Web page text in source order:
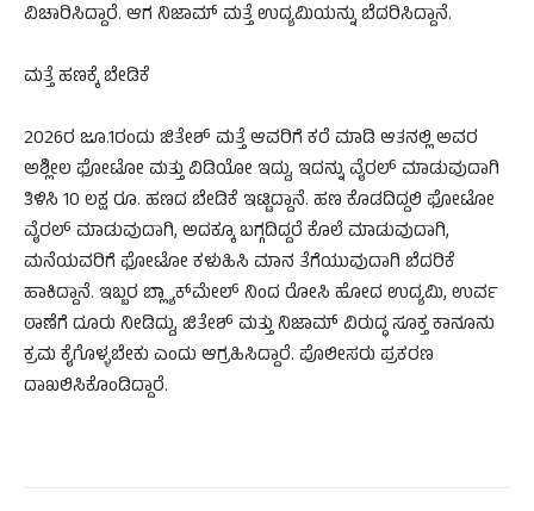
ವಿಚಾರಿಸಿದ್ದಾರೆ. ಆಗ ನಿಜಾಮ್ ಮತ್ತೆ ಉದ್ಯಮಿಯನ್ನು ಬೆದರಿಸಿದ್ದಾನೆ.
ಮತ್ತೆ ಹಣಕ್ಕೆ ಬೇಡಿಕೆ
2026ರ ಜೂ.1ರಂದು ಜಿತೇಶ್ ಮತ್ತೆ ಆವರಿಗೆ ಕರೆ ಮಾಡಿ ಆತನಲ್ಲಿ ಅವರ
ಅಶ್ಲೀಲ ಫೋಟೋ ಮತ್ತು ವಿಡಿಯೋ ಇದ್ದು, ಇದನ್ನು ವೈರಲ್ ಮಾಡುವುದಾಗಿ
ತಿಳಿಸಿ 10 ಲಕ್ಷ ರೂ. ಹಣದ ಬೇಡಿಕೆ ಇಟ್ಟಿದ್ದಾನೆ. ಹಣ ಕೊಡದಿದ್ದಲಿ ಫೋಟೋ
ವೈರಲ್ ಮಾಡುವುದಾಗಿ, ಅದಕ್ಕೂ ಬಗ್ಗದಿದ್ದರೆ ಕೊಲೆ ಮಾಡುವುದಾಗಿ,
ಮನೆಯವರಿಗೆ ಫೋಟೋ ಕಳುಹಿಸಿ ಮಾನ ತೆಗೆಯುವುದಾಗಿ ಬೆದರಿಕೆ
ಹಾಕಿದ್ದಾನೆ. ಇಬ್ಬರ ಬ್ಲ್ಯಾಕ್​ಮೇಲ್ ನಿಂದ ರೋಸಿ ಹೋದ ಉದ್ಯಮಿ, ಉರ್ವ
ಠಾಣೆಗೆ ದೂರು ನೀಡಿದ್ದು, ಜಿತೇಶ್ ಮತ್ತು ನಿಜಾಮ್​​ ವಿರುದ್ಧ ಸೂಕ್ತ ಕಾನೂನು
ಕ್ರಮ ಕೈಗೊಳ್ಳಬೇಕು ಎಂದು ಆಗ್ರಹಿಸಿದ್ದಾರೆ. ಪೊಲೀಸರು ಪ್ರಕರಣ
ದಾಖಲಿಸಿಕೊಂಡಿದ್ದಾರೆ.